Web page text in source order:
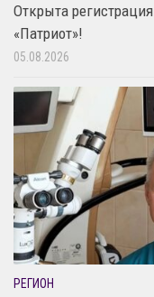
Открыта
«Патриот»!
05.08.2026
РЕГИОН